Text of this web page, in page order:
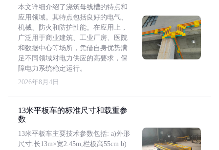
本文详细介绍了浇筑母线槽的特点和
应用领域。其特点包括良好的电气、
机械、防火和防护性能。在应用上，
广泛用于商业建筑、工业厂房、医院
和数据中心等场所，凭借自身优势满
足不同领域对电力供应的高要求，保
障电力系统稳定运行。
2026年8月4日
13米平板车的标准尺寸和载重参
数
13米平板车主要技术参数包括: a)外形
尺寸:长13m×宽2.45m,栏板高55cm b)